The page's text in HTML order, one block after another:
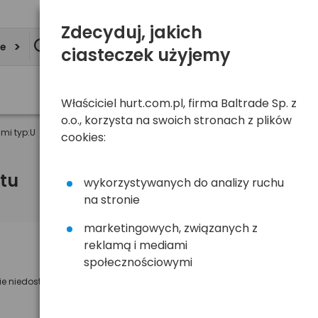
typ:U
niedostępny
Powiadom mnie o dostępności
Zdecyduj, jakich
ciasteczek użyjemy
Właściciel hurt.com.pl, firma Baltrade Sp. z
o.o., korzysta na swoich stronach z plików
cookies:
wykorzystywanych do analizy ruchu
na stronie
marketingowych, związanych z
reklamą i mediami
społecznościowymi